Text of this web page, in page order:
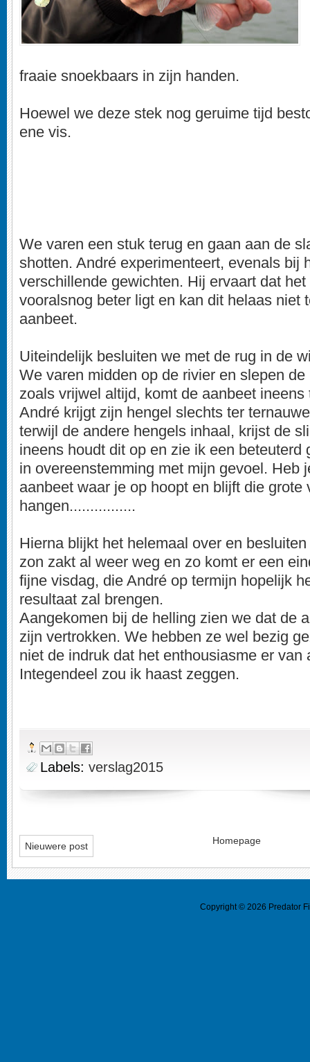
fraaie snoekbaars in zijn handen.
Hoewel we deze stek nog geruime tijd
ene vis.
We varen een stuk terug en gaan aan de
shotten. André experimenteert, evenals bij
verschillende gewichten. Hij ervaart dat
vooralsnog beter ligt en kan dit helaas niet
aanbeet.
Uiteindelijk besluiten we met de rug in de
We varen midden op de rivier en slepen
zoals vrijwel altijd, komt de aanbeet
André krijgt zijn hengel slechts ter
terwijl de andere hengels inhaal, krijst de
ineens houdt dit op en zie ik een beteuterd
in overeenstemming met mijn gevoel. Heb
aanbeet waar je op hoopt en blijft die grote
hangen................
Hierna blijkt het helemaal over en
zon zakt al weer weg en zo komt er een
fijne visdag, die André op termijn hopelijk
resultaat zal brengen.
Aangekomen bij de helling zien we dat de
zijn vertrokken. We hebben ze wel bezig
niet de indruk dat het enthousiasme er van
Integendeel zou ik haast zeggen.
Labels: verslag2015
Nieuwere post Homepage
Copyright © 2026 Predator